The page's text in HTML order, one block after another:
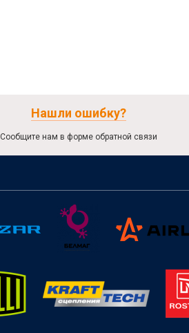
Нашли ошибку?
Сообщите нам в форме обратной связи